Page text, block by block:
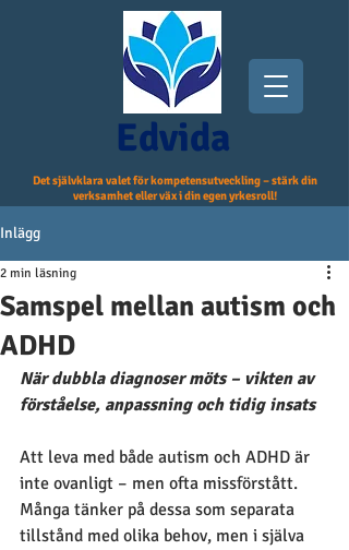
Edvida
Det självklara valet för kompetensutveckling – stärk din
verksamhet eller väx i din egen yrkesroll!
Inlägg
Samspel mellan autism och
ADHD
2 min läsning
När dubbla diagnoser möts – vikten av
förståelse, anpassning och tidig insats
Att leva med både autism och ADHD är
inte ovanligt – men ofta missförstått.
Många tänker på dessa som separata
tillstånd med olika behov, men i själva